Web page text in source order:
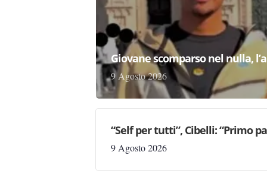
Giovane scomparso nel nulla,
9 Agosto 2026
“Self per tutti”, Cibelli: “Primo
9 Agosto 2026